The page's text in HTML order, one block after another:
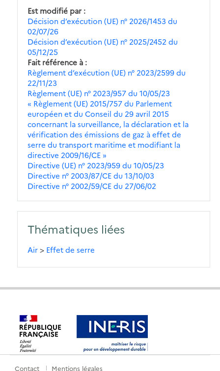
Est modifié par
Décision d’exécution (UE) n° 2026/1453 du
02/07/26
Décision d’exécution (UE) n° 2025/2452 du
05/12/25
Fait référence à
Règlement d’exécution (UE) n° 2023/2599 du
22/11/23
Règlement (UE) n° 2023/957 du 10/05/23
« Règlement (UE) 2015/757 du Parlement
européen et du Conseil du 29 avril 2015
concernant la surveillance, la déclaration et la
vérification des émissions de gaz à effet de
serre du transport maritime et modifiant la
directive 2009/16/CE »
Directive (UE) n° 2023/959 du 10/05/23
Directive n° 2003/87/CE du 13/10/03
Directive n° 2002/59/CE du 27/06/02
Thématiques liées
Air> Effet de serre
Contact Mentions légales